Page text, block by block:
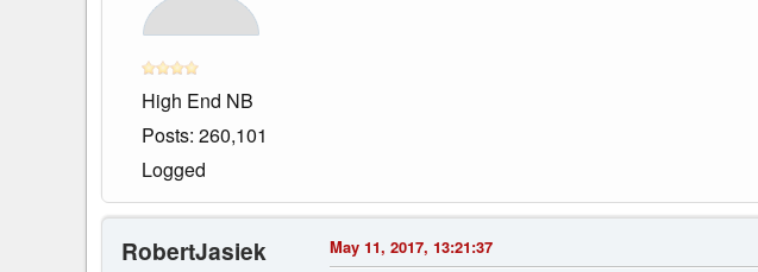
High End NB
Posts: 260,101
Logged
RobertJasiek May 11, 2017, 13:21:37